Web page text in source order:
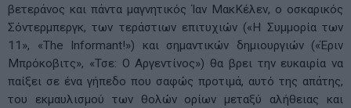
βετεράνος και πάντα μαγνητικός Ίαν ΜακΚέλεν, ο οσκαρικός
Σόντερμπεργκ, των τεράστιων επιτυχιών («Η Συμμορία των
11», «The Informant!») και σημαντικών δημιουργιών («Έριν
Μπρόκοβιτς», «Τσε: Ο Αργεντίνος») θα βρει την ευκαιρία να
παίξει σε ένα γήπεδο που σαφώς προτιμά, αυτό της απάτης,
του εκμαυλισμού των θολών ορίων μεταξύ αλήθειας και